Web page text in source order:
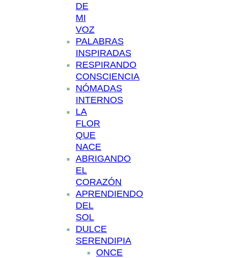
DE
MI
VOZ
PALABRAS
INSPIRADAS
RESPIRANDO
CONSCIENCIA
NÓMADAS
INTERNOS
LA
FLOR
QUE
NACE
ABRIGANDO
EL
CORAZÓN
APRENDIENDO
DEL
SOL
DULCE
SERENDIPIA
ONCE